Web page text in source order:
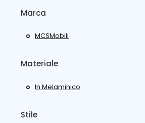
Marca
MCSMobili
Materiale
In Melaminico
Stile